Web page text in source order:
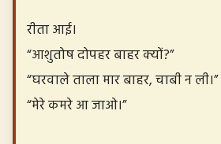
रीता आई।
“आशुतोष दोपहर बाहर क्यों?”
“घरवाले ताला मार बाहर, चाबी न ली।”
“मेरे कमरे आ जाओ।”